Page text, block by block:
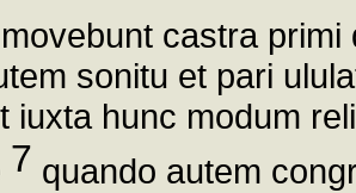
castra
sonitu et pari
iuxta hunc modum
7 quando autem